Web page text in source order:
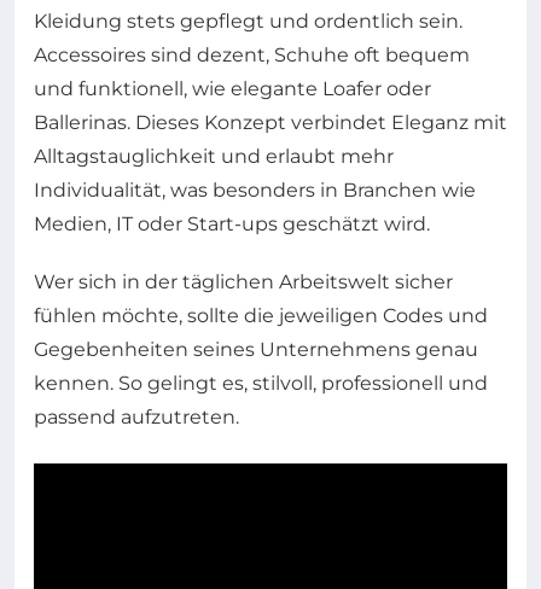
Kleidung stets gepflegt und ordentlich sein.
Accessoires sind dezent, Schuhe oft bequem
und funktionell, wie elegante Loafer oder
Ballerinas. Dieses Konzept verbindet Eleganz mit
Alltagstauglichkeit und erlaubt mehr
Individualität, was besonders in Branchen wie
Medien, IT oder Start-ups geschätzt wird.
Wer sich in der täglichen Arbeitswelt sicher
fühlen möchte, sollte die jeweiligen Codes und
Gegebenheiten seines Unternehmens genau
kennen. So gelingt es, stilvoll, professionell und
passend aufzutreten.